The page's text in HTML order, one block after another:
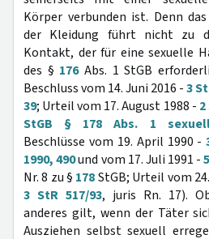
Körper verbunden ist. Denn
der Kleidung führt nicht zu
Kontakt, der für eine sexuelle
des § 176Abs. 1 StGB
Beschluss vom 14. Juni 2016 -3
39; Urteil vom 17. August 1988 -
StGB § 178 Abs. 1
Beschlüsse vom 19. April 1990 -
1990, 490und vom 17. Juli 1991 -
Nr. 8 zu § 178StGB; Urteil vom
3 StR 517/93, juris Rn. 17).
anderes gilt, wenn der Täter
Ausziehen selbst sexuell